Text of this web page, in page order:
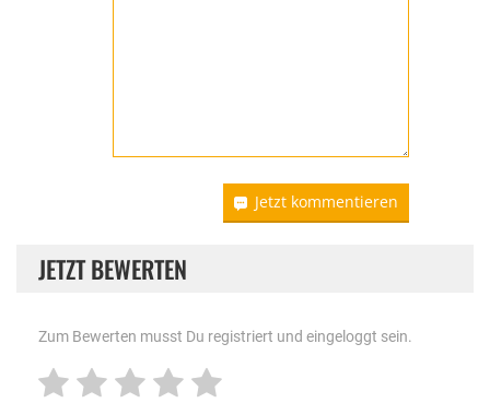
Jetzt kommentieren
JETZT BEWERTEN
Zum Bewerten musst Du registriert und eingeloggt sein.